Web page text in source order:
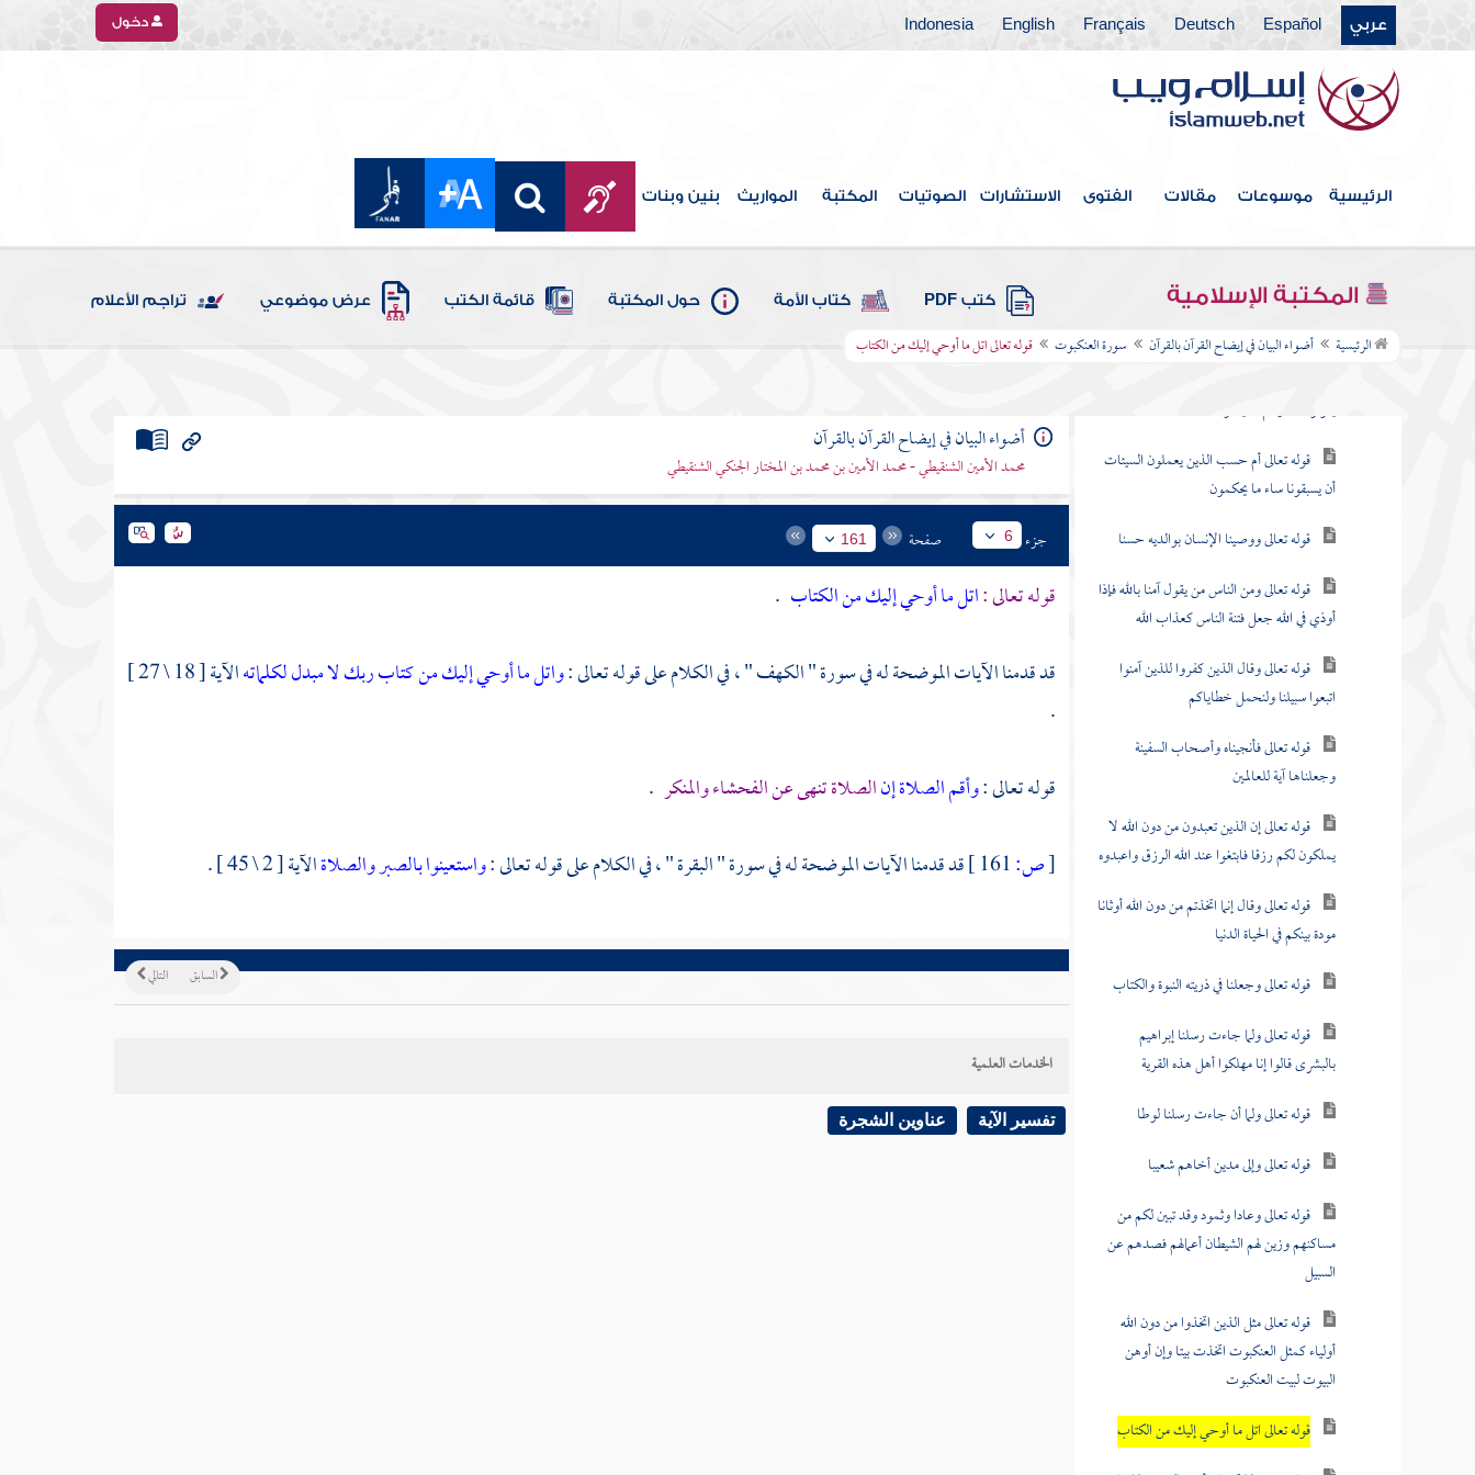
عربي Español
Deutsch
Français
English
Indonesia دخول
الرئيسية موسوعات مقالات الفتوى الاستشارات الصوتيات المكتبة المواريث بنين وبنات
المكتبة الإسلامية كتب PDF كتاب الأمة حول المكتبة قائمة الكتب عرض موضوعي تراجم الأعلام
الرئيسية أضواء البيان في إيضاح القرآن بالقرآن سورة العنكبوت قوله تعالى اتل ما أوحي إليك من الكتاب
سورة المؤمنون
سورة النور
سورة الفرقان
سورة الشعراء
سورة النمل
سورة القصص
سورة العنكبوت
يقولوا آمنا وهم لا يفتنون
قوله تعالى أم حسب الذين يعملون السيئات
أن يسبقونا ساء ما يحكمون
قوله تعالى ووصينا الإنسان بوالديه حسنا
قوله تعالى ومن الناس من يقول آمنا بالله فإذا
أوذي في الله جعل فتنة الناس كعذاب الله
قوله تعالى وقال الذين كفروا للذين آمنوا
اتبعوا سبيلنا ولنحمل خطاياكم
قوله تعالى فأنجيناه وأصحاب السفينة
وجعلناها آية للعالمين
قوله تعالى إن الذين تعبدون من دون الله لا
يملكون لكم رزقا فابتغوا عند الله الرزق واعبدوه
قوله تعالى وقال إنما اتخذتم من دون الله أوثانا
مودة بينكم في الحياة الدنيا
قوله تعالى وجعلنا في ذريته النبوة والكتاب
قوله تعالى ولما جاءت رسلنا إبراهيم
بالبشرى قالوا إنا مهلكوا أهل هذه القرية
قوله تعالى ولما أن جاءت رسلنا لوطا
قوله تعالى وإلى مدين أخاهم شعيبا
قوله تعالى وعادا وثمود وقد تبين لكم من
مساكنهم وزين لهم الشيطان أعمالهم فصدهم عن
السبيل
قوله تعالى مثل الذين اتخذوا من دون الله
أولياء كمثل العنكبوت اتخذت بيتا وإن أوهن
البيوت لبيت العنكبوت
قوله تعالى اتل ما أوحي إليك من الكتاب
أضواء البيان في إيضاح القرآن بالقرآن
محمد الأمين الشنقيطي - محمد الأمين بن محمد بن المختار الجنكي الشنقيطي
جزء 6 صفحة 161
قوله تعالى :اتل ما أوحي إليك من الكتاب .
قد قدمنا الآيات الموضحة له في سورة " الكهف " ، في الكلام على قوله تعالى :واتل ما أوحي إليك من كتاب ربك لا مبدل لكلماته
الآية [ 18 \ 27 ]
.
قوله تعالى :وأقم الصلاة إنالصلاة تنهى عن الفحشاء والمنكر .
[ص: قد قدمنا الآيات الموضحة له في سورة " البقرة " ، في الكلام على قوله تعالى :واستعينوا بالصبر والصلاةالآية [ 2 \ 45 ] .
التالي السابق
الخدمات العلمية
تفسير الآية عناوين الشجرة